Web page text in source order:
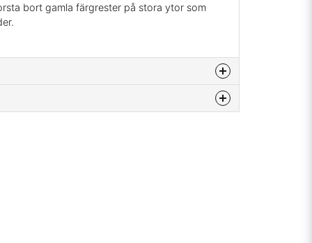
bort gamla färgrester på stora ytor som
produkten...